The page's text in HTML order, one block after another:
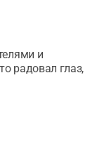
и
радовал глаз,